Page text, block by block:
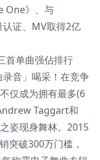
One》、与
证、MV取得2亿
首单曲强佔排行
音」喝采！在竞争
仅成为拥有最多(6
Taggart和
姿现身舞林。2015
突破300万门槛，